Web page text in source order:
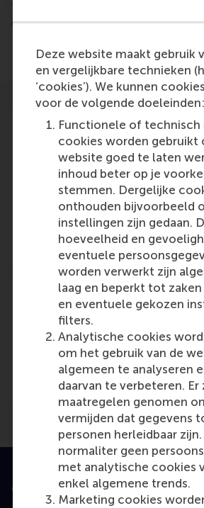
Deze website maakt gebruik
en vergelijkbare technieken
‘cookies’). We kunnen
voor de volgende doeleinden:
Functionele of technisch
cookies worden gebruikt
website goed te laten
inhoud beter op je
stemmen. Dergelijke
onthouden bijvoorbeeld
instellingen zijn gedaan.
hoeveelheid en
eventuele
worden verwerkt zijn
laag en beperkt tot zaken
en eventuele gekozen
filters.
Analytische cookies
om het gebruik van de
algemeen te analyseren
daarvan te verbeteren. Er
maatregelen genomen
vermijden dat gegevens
personen herleidbaar
normaliter geen
met analytische cookies
enkel algemene trends.
Marketing cookies
the comparative levels of
giving between native Dutch and
Participants
Lucas
Role: Faculty
Reference type: Referenced
Media Outlets
Trouw(Magazine)
Geaccrediteerd door